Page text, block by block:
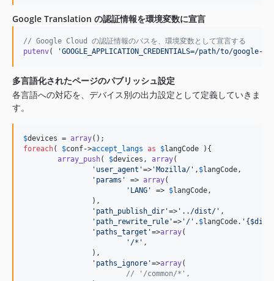
Google Translation の認証情報を環境変数に宣言
// Google Cloud の認証情報のパスを、環境変数として宣言する
putenv( 'GOOGLE_APPLICATION_CREDENTIALS=/path/to/
多言語化されたページのパブリッシュ設定
各言語への対応を、デバイス別の出力設定として定義していきま
す。
$devices = array
foreach( $conf->accept_langs as $langCode ){
array_push( $devices , array(
' user_agent '=> ' Mozilla/ ' , $langCode,
' params ' => array(
' LANG ' => $langCode,
' path_publish_dir '=> ' ../dist/ ' ,
' path_rewrite_rule '=> ' / ' . $langCode. '
' paths_target '=>array(
' /* ' ,
' paths_ignore '=>array(
// '/common/*',